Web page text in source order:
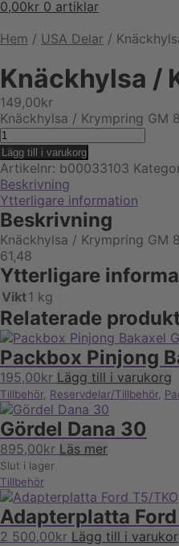
0,00kr 0 artiklar
Hem / USA Delar /
Knäckhylsa /
149,00kr
Knäckhylsa / Krympring GM
Knäckhylsa
/
Krympring
GM
8,2
OEM
mängd
Lägg till i varukorg
Artikelnr: b00033103
Beskrivning
Ytterligare information
Beskrivning
Knäckhylsa / Krympring GM
61,48
Ytterligare
Vikt1 kg
Relaterade
Packbox Pinjong
195,00kr Lägg till i varukorg
Tillbehör, Reservdelar/Tillbehör,
Gördel Dana 30
895,00kr Läs mer
Slut i lager
Tillbehör
Adapterplatta
2 500,00kr Lägg till i